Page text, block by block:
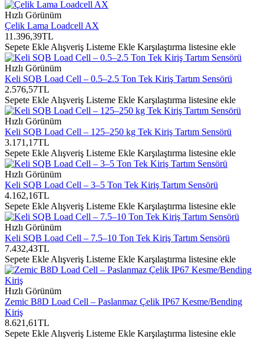
Hızlı Görünüm
Çelik Lama Loadcell AX
11.396,39TL
Sepete Ekle Alışveriş Listeme Ekle Karşılaştırma listesine ekle
Hızlı Görünüm
Keli SQB Load Cell – 0.5–2.5 Ton Tek Kiriş Tartım Sensörü
2.576,57TL
Sepete Ekle Alışveriş Listeme Ekle Karşılaştırma listesine ekle
Hızlı Görünüm
Keli SQB Load Cell – 125–250 kg Tek Kiriş Tartım Sensörü
3.171,17TL
Sepete Ekle Alışveriş Listeme Ekle Karşılaştırma listesine ekle
Hızlı Görünüm
Keli SQB Load Cell – 3–5 Ton Tek Kiriş Tartım Sensörü
4.162,16TL
Sepete Ekle Alışveriş Listeme Ekle Karşılaştırma listesine ekle
Hızlı Görünüm
Keli SQB Load Cell – 7.5–10 Ton Tek Kiriş Tartım Sensörü
7.432,43TL
Sepete Ekle Alışveriş Listeme Ekle Karşılaştırma listesine ekle
Hızlı Görünüm
Zemic B8D Load Cell – Paslanmaz Çelik IP67 Kesme/Bending
Kiriş
8.621,61TL
Sepete Ekle Alışveriş Listeme Ekle Karşılaştırma listesine ekle